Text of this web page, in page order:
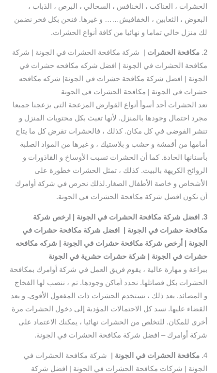
الحشرات ، العناكب ، الخنافس ، السحالي ، البرص ، الذباب ،
البعوض ، الثعابين ، الخفافيش…… و غيرها. فنحن بكل فخر نضمن
لك منزل خالي تماما و نهائيا من كافة أنواع الحشرات.
2. مكافحة الحشرات
| شركة مكافحة الحشرات في الجونة | شركة
مكافحة الحشرات في الجونة | افضل شركه مكافحه حشرات في
الجونة | افضل شركة مكافحة حشرات في الجونة| شركه مكافحه
حشرات في الجونة | مكافحة الحشرات في الجونة
تعد الحشرات أحد أسوأ أنواع القوارض المزعجة التي يزعجنا جميعا
مجرد احتمال وجودها بالمنزل. لأنها تعبث بكل محتويات المنزل و
تنشر الفوضى في كل مكان. كذلك ، فالحشرات تقرض كل ما يتاح
أمامها من أقمشة و خشب و بلاستيك ، و غيرها من المواد الصلبة
بأسنانها الحادة. كما أن الحشرات تسبب الأوساخ و القاذورات و
الروائح الكريهة بالبيت. كذلك ، تمثل الحشرات خطورة على
الأشخاص و خاصة الأطفال الصغار.لذلك نحرص في شركة أوامرك
أن نكون افضل شركة مكافحة الحشرات في الجونة.
3. افضل شركة مكافحة الحشرات في الجونة | ارخص شركة
مكافحة حشرات في الجونة | افضل شركة مكافحة حشرات في
الجونة | أرخص شركة مكافحة حشرات في الجونة | شركه مكافحه
حشرات في الجونة | شركة حشرات حشرية في الجونة
ببراعة و مهارة عالية ، يقوم فريق العمل في شركة أوامرك بمكافحة
الحشرات بكل فصائلها. نحدد أماكن وجودها. ثم ، ننصب لها الفخاج
و المصائد. بعد ذلك ، نستخدم الحشرات ذات المفعول الأقوى. و بعد
القضاء عليها. نسد كل الاحتمالات المؤدية إلى دخول الحشرات مرة
أخرى للمكان. للتخلص من الحشرات نهائيا ، يمكنك الاعتماد على
شركة أوامرك – افضل شركة مكافحة الحشرات في الجونة.
4. مكافحة الحشرات في الجونة | شركة مكافحة الحشرات في
الجونة | شركات مكافحة الحشرات في الجونة | افضل شركة